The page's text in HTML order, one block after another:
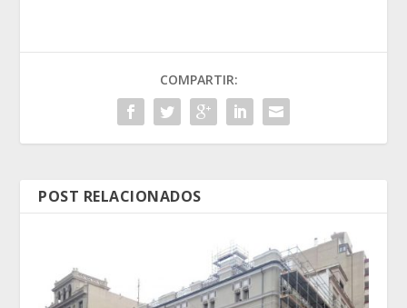
COMPARTIR:
POST RELACIONADOS